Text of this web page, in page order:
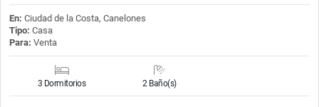
En: Ciudad de la Costa, Canelones
Tipo: Casa
Para: Venta
3 Dormitorios 2 Baño(s)